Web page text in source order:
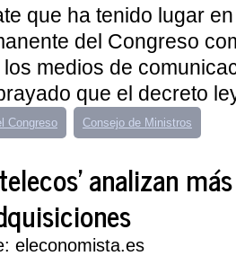
que ha tenido lugar
del Congreso
medios de
que el decreto
Congreso Consejo de Ministros
analizan
eleconomista.es